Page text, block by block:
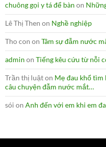
chuông gọi y tá để bàn on
Lê Thị Then on Nghề nghiệp
Tho con on Tâm sự đẫm nước
admin on Tiếng kêu cứu từ nỗi
Trần thị luậton Mẹ đau khổ tìm
câu chuyện đẫm nước mắt…
sói on Anh đến với em khi em